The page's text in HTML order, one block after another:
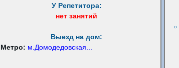
У Репетитора:
нет занятий
Выезд на дом:
Метро: м.Домодедовская